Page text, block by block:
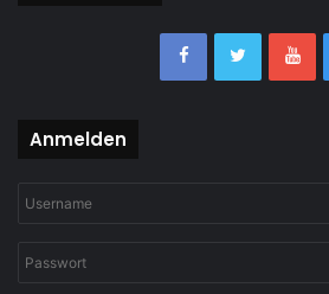
Anmelden